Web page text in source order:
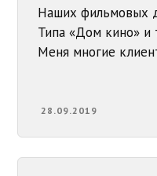
Наших фильмовых
Типа «Дом кино» и
Меня многие
28.09.2019